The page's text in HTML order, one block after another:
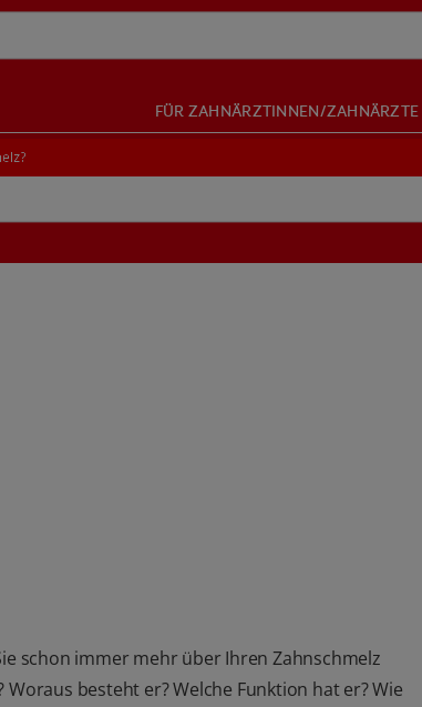
FÜR ZAHNÄRZTINNEN/ZAHNÄRZTE
schon immer mehr über Ihren Zahnschmelz
Woraus besteht er? Welche Funktion hat er? Wie